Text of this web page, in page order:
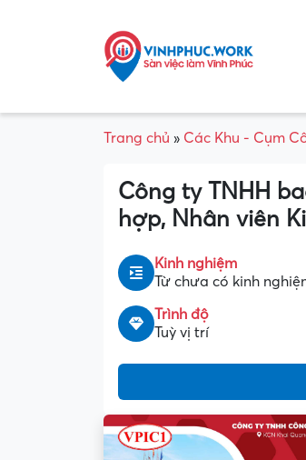
Trang chủ » Các Khu - Cụm
Công ty TNHH
hợp, Nhân viên
Kinh nghiệm
Từ chưa có kinh
Trình độ
Tuỳ vị trí